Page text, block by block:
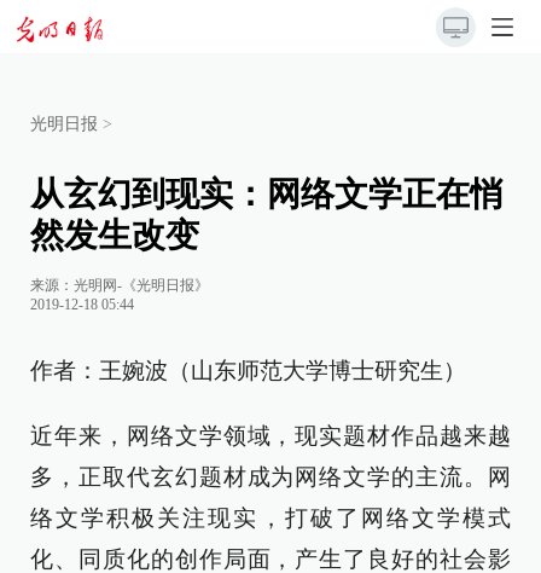
光明日报 >
从玄幻到现实：网络文学正在悄
然发生改变
来源： 光明网-《光明日报》
2019-12-18 05:44
作者：王婉波（山东师范大学博士研究生）
近年来，网络文学领域，现实题材作品越来越
多，正取代玄幻题材成为网络文学的主流。网
络文学积极关注现实，打破了网络文学模式
化、同质化的创作局面，产生了良好的社会影